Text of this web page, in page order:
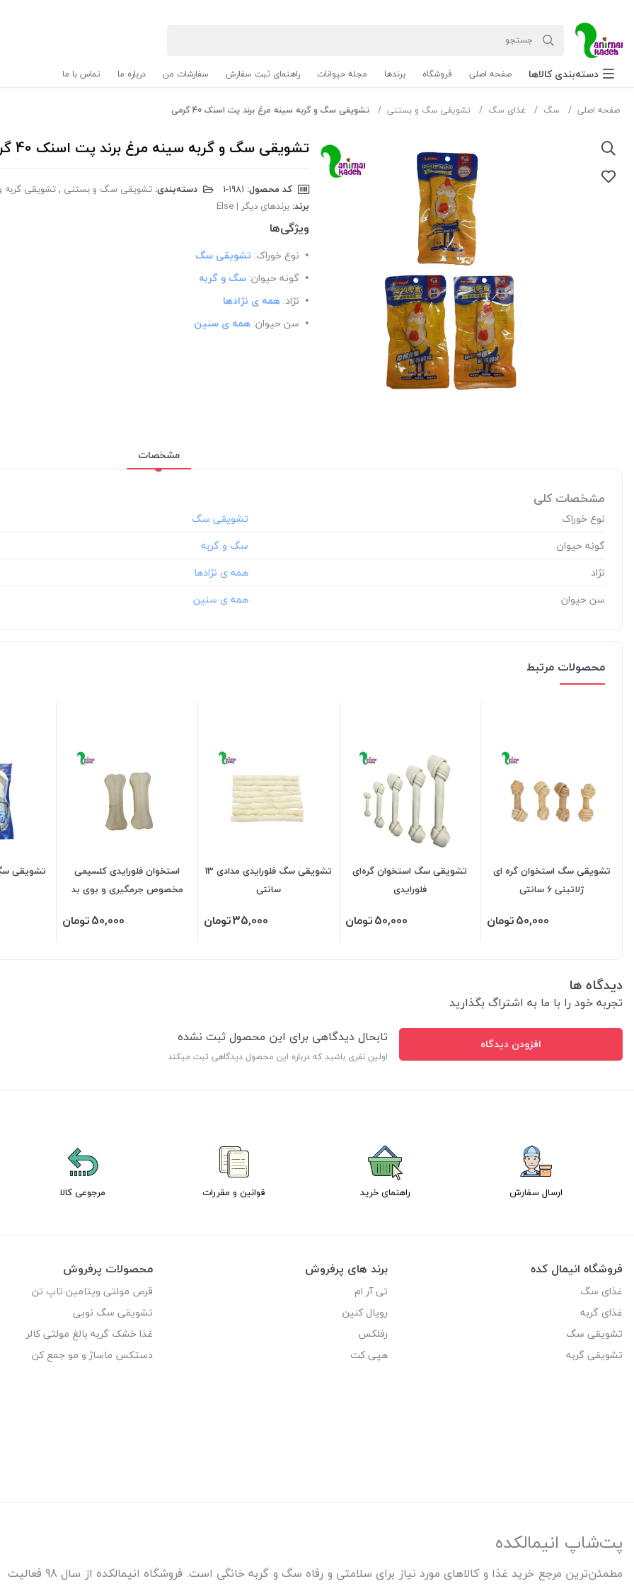
دسته‌بندی‌ کالاها صفحه اصلی فروشگاه برندها مجله حیوانات راهنمای ثبت سفارش سفارشات من درباره ما تماس با ما
صفحه اصلی سگ غذای سگ تشویقی سگ و بستنی تشویقی سگ و گربه سینه مرغ برند پت اسنک 40 گرمی
تشویقی سگ و گربه سینه مرغ برند پت اسنک 40 گرمی
کد محصول: دسته‌بندی: تشویقی سگ و بستنی ,تشویقی گربه
برند: برندهای دیگر | Else
ویژگی‌ها
نوع خوراک: تشویقی سگ
گونه حیوان: سگ و گربه
نژاد: همه ی نژادها
سن حیوان: همه ی سنین
مشخصات
مشخصات کلی
نوع خوراک
گونه حیوان
نژاد
سن حیوان
محصولات مرتبط
تشویقی سگ استخوان گره ای
ژلاتینی 6 سانتی
50,000تومان
تشویقی سگ استخوان گره‌ای
فلورایدی
50,000تومان
تشویقی سگ فلورایدی مدادی 13
سانتی
35,000تومان
استخوان فلورایدی کلسیمی
مخصوص جرمگیری و بوی بد
50,000تومان
تشویقی
دیدگاه ها
تجربه خود را با ما به اشتراگ بگذارید
افزودن دیدگاه تابحال دیدگاهی برای این محصول ثبت نشده
اولین نفری باشید که درباره این محصول دیدگاهی ثبت میکند
ارسال سفارش راهنمای خرید قوانین و مقررات مرجوعی کالا
فروشگاه انیمال کده
غذای سگ
غذای گربه
تشویقی سگ
تشویقی گربه
برند های پرفروش
تی آر ام
رویال کنین
رفلکس
هپی کت
محصولات پرفروش
قرص مولتی ویتامین تاپ تن
تشویقی سگ نوبی
غذا خشک گربه بالغ مولتی کالر
دستکس ماساژ و مو جمع کن
پت‌شاپ انیمالکده
مطمئن‌ترین مرجع خرید غذا و کالاهای مورد نیاز برای سلامتی و رفاه سگ و گربه خانگی است. فروشگاه انیمالکده از سال 98 فعالیت